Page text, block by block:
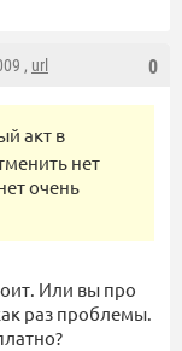
0
, url
акт в
нет
очень
Или вы про
раз проблемы.